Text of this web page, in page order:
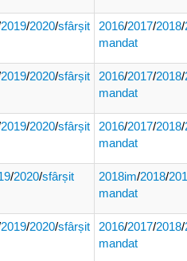
2019/2020/sfârșit
2016/2017/2018/
mandat
2019/2020/sfârșit
2016/2017/2018/
mandat
2019/2020/sfârșit
2016/2017/2018/
mandat
/2020/sfârșit
2018im/2018/
mandat
2019/2020/sfârșit
2016/2017/2018/
mandat